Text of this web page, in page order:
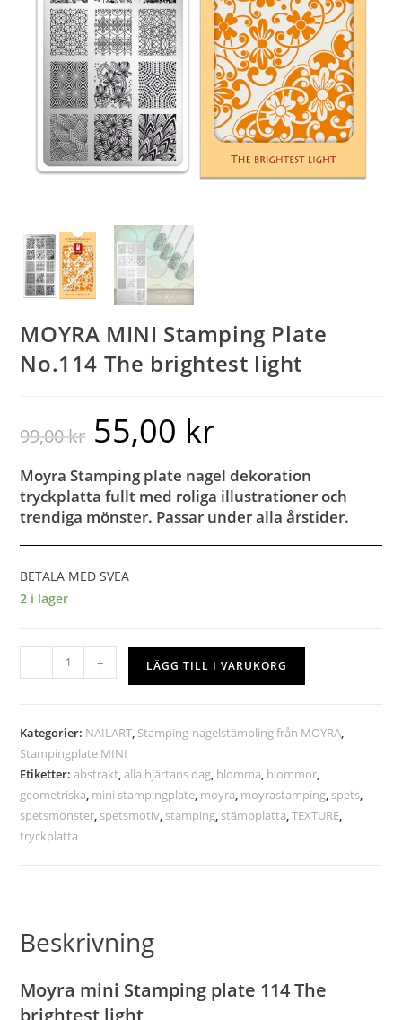
MOYRA MINI Stamping Plate
No.114 The brightest light
99,00kr 55,00 kr
Moyra Stamping plate nagel dekoration
tryckplatta fullt med roliga illustrationer och
trendiga mönster. Passar under alla årstider.
BETALA MED SVEA
2 i lager
- + LÄGG TILL I VARUKORG
Kategorier: NAILART, Stamping-nagelstämpling från MOYRA,
Stampingplate MINI
Etiketter:abstrakt,alla hjärtans dag, blomma, blommor,
geometriska, mini stampingplate, moyra, moyrastamping, spets,
spetsmönster, spetsmotiv, stamping, stämpplatta,TEXTURE,
tryckplatta
Beskrivning
Moyra mini Stamping plate 114 The
brightest light